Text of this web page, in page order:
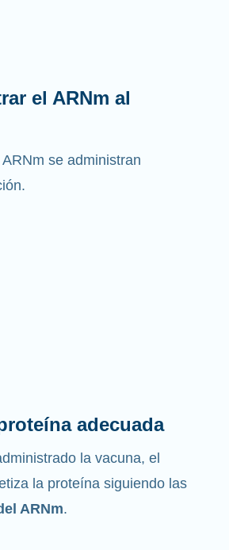
el ARNm al
se administran
adecuada
la vacuna, el
la proteína siguiendo las
ARNm.